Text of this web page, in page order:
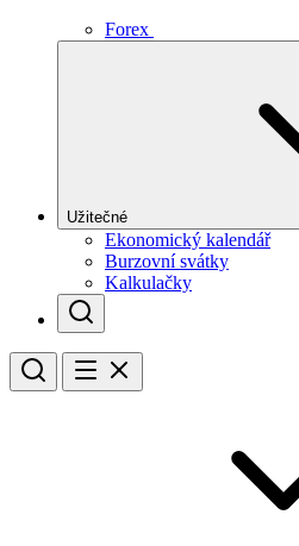
Forex
Užitečné
Ekonomický kalendář
Burzovní svátky
Kalkulačky